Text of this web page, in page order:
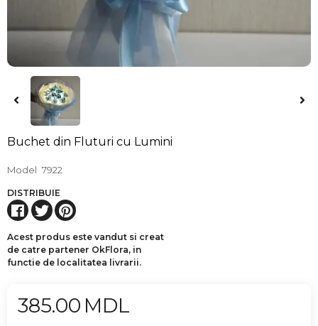
Buchet din Fluturi cu Lumini
Model 7922
DISTRIBUIE
Acest produs este vandut si creat
de catre partener OkFlora, in
functie de localitatea livrarii.
385.00 MDL